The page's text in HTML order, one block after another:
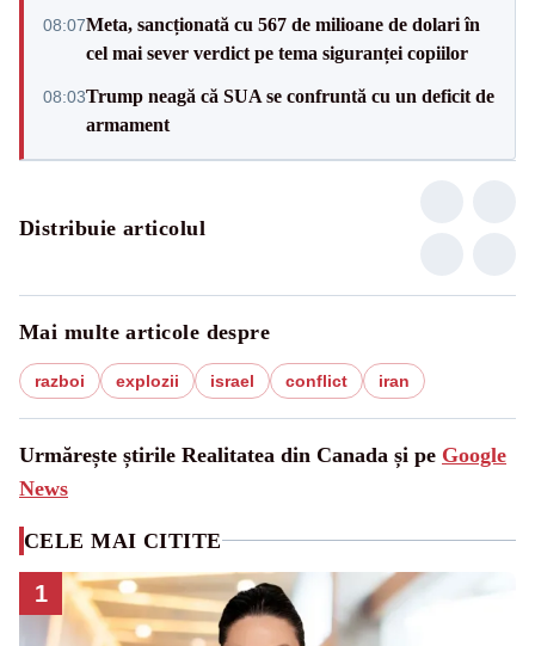
08:07Meta, sancționată cu 567 de milioane de dolari în
cel mai sever verdict pe tema siguranței copiilor
08:03Trump neagă că SUA se confruntă cu un deficit de
armament
Distribuie articolul
Mai multe articole despre
razboi explozii israel conflict iran
Urmărește știrile Realitatea din Canada și pe Google
News
CELE MAI CITITE
1